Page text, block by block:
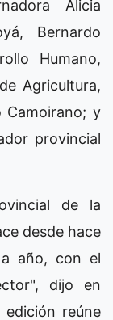
Alicia
Bernardo
Humano,
Agricultura,
Camoirano; y
provincial
de la
desde hace
año, con el
dijo en
reúne